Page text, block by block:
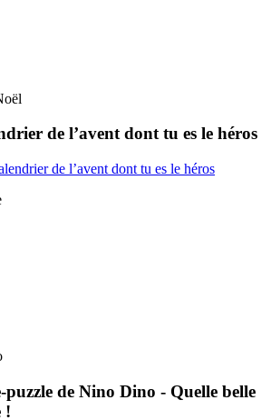
de l’avent dont tu es le héros
de l’avent dont tu es le héros
de Nino Dino - Quelle belle
!